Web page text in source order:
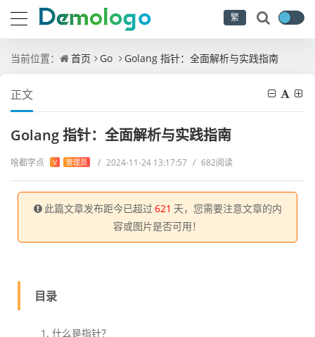
繁
当前位置： 首页 Go Golang 指针：全面解析与实践指南
正文
Golang 指针：全面解析与实践指南
啥都学点 V 管理员 / 2024-11-24 13:17:57 / 682阅读
此篇文章发布距今已超过 621 天，您需要注意文章的内
容或图片是否可用！
目录
什么是指针？